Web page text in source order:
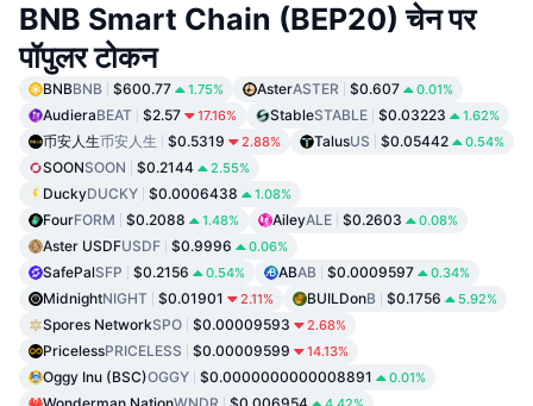
BNB Smart Chain (BEP20) चेन पर
पॉपुलर टोकन
BNBBNB $600.77 1.75% AsterASTER $0.607 0.01%
AudieraBEAT $2.57 17.16% StableSTABLE $0.03223 1.62%
币安人生币安人生 $0.5319 2.88% TalusUS $0.05442 0.54%
SOONSOON $0.2144 2.55%
DuckyDUCKY $0.0006438 1.08%
FourFORM $0.2088 1.48% AileyALE $0.2603 0.08%
Aster USDFUSDF $0.9996 0.06%
SafePalSFP $0.2156 0.54% ABAB $0.0009597 0.34%
MidnightNIGHT $0.01901 2.11% BUILDonB $0.1756 5.92%
Spores NetworkSPO $0.00009593 2.68%
PricelessPRICELESS $0.00009599 14.13%
Oggy Inu (BSC)OGGY $0.0000000000008891 0.01%